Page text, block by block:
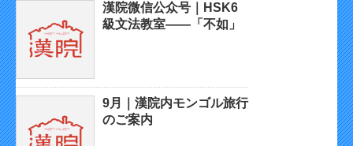
漢院微信公众号｜HSK6
級文法教室——「不如」
9月｜漢院内モンゴル旅行
のご案内